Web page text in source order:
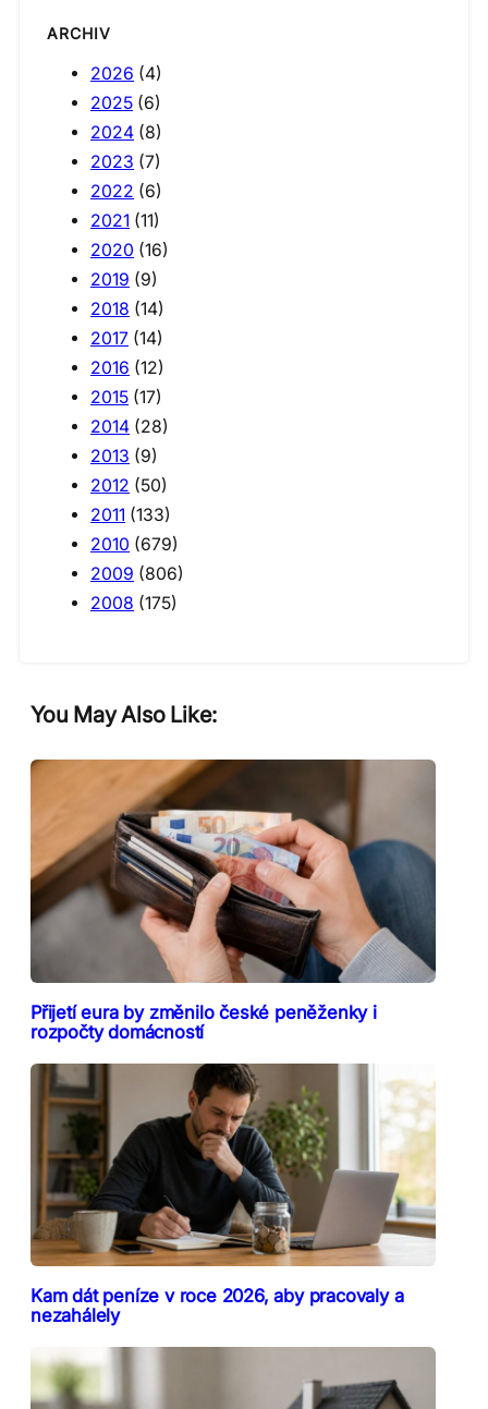
ARCHIV
2026 (4)
2025 (6)
2024 (8)
2023 (7)
2022 (6)
2021 (11)
2020 (16)
2019 (9)
2018 (14)
2017 (14)
2016 (12)
2015 (17)
2014 (28)
2013 (9)
2012 (50)
2011 (133)
2010 (679)
2009 (806)
2008 (175)
You May Also Like:
Přijetí eura by změnilo české peněženky i
rozpočty domácností
Kam dát peníze v roce 2026, aby pracovaly a
nezahálely